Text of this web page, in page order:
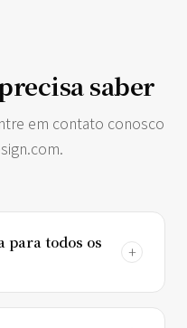
saber
em contato conosco
.
para todos os